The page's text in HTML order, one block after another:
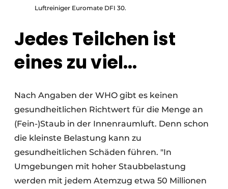
Luftreiniger Euromate DFI 30.
Jedes Teilchen ist
eines zu viel...
Nach Angaben der WHO gibt es keinen
gesundheitlichen Richtwert für die Menge an
(Fein-)Staub in der Innenraumluft. Denn schon
die kleinste Belastung kann zu
gesundheitlichen Schäden führen. "In
Umgebungen mit hoher Staubbelastung
werden mit jedem Atemzug etwa 50 Millionen